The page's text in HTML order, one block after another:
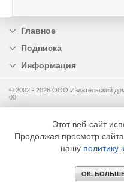
Главное
Подписка
Информация
© 2002 - 2026 OOO Издательский
00
Этот веб-сайт
Продолжая просмотр
нашу политику
ОК.